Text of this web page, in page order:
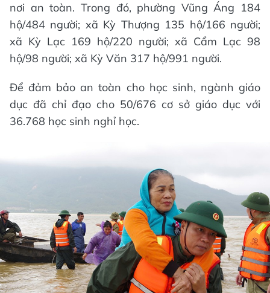
nơi an toàn. Trong đó, phường Vũng Áng 184
hộ/484 người; xã Kỳ Thượng 135 hộ/166 người;
xã Kỳ Lạc 169 hộ/220 người; xã Cẩm Lạc 98
hộ/98 người; xã Kỳ Văn 317 hộ/991 người.
Để đảm bảo an toàn cho học sinh, ngành giáo
dục đã chỉ đạo cho 50/676 cơ sở giáo dục với
36.768 học sinh nghỉ học.